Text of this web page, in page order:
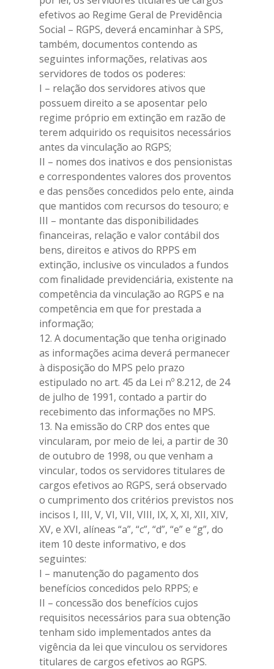
efetivos ao Regime Geral de Previdência
Social – RGPS, deverá encaminhar à SPS,
também, documentos contendo as
seguintes informações, relativas aos
servidores de todos os poderes:
I – relação dos servidores ativos que
possuem direito a se aposentar pelo
regime próprio em extinção em razão de
terem adquirido os requisitos necessários
antes da vinculação ao RGPS;
II – nomes dos inativos e dos pensionistas
e correspondentes valores dos proventos
e das pensões concedidos pelo ente, ainda
que mantidos com recursos do tesouro; e
III – montante das disponibilidades
financeiras, relação e valor contábil dos
bens, direitos e ativos do RPPS em
extinção, inclusive os vinculados a fundos
com finalidade previdenciária, existente na
competência da vinculação ao RGPS e na
competência em que for prestada a
informação;
12. A documentação que tenha originado
as informações acima deverá permanecer
à disposição do MPS pelo prazo
estipulado no art. 45 da Lei nº 8.212, de 24
de julho de 1991, contado a partir do
recebimento das informações no MPS.
13. Na emissão do CRP dos entes que
vincularam, por meio de lei, a partir de 30
de outubro de 1998, ou que venham a
vincular, todos os servidores titulares de
cargos efetivos ao RGPS, será observado
o cumprimento dos critérios previstos nos
incisos I, III, V, VI, VII, VIII, IX, X, XI, XII, XIV,
XV, e XVI, alíneas “a”, “c”, “d”, “e” e “g”, do
item 10 deste informativo, e dos
seguintes:
I – manutenção do pagamento dos
benefícios concedidos pelo RPPS; e
II – concessão dos benefícios cujos
requisitos necessários para sua obtenção
tenham sido implementados antes da
vigência da lei que vinculou os servidores
titulares de cargos efetivos ao RGPS.